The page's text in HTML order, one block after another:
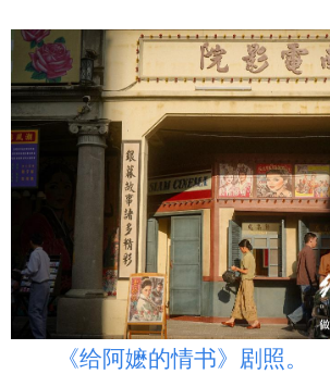
四川 贵州 云南
陕西 甘肃 青海
新疆 内蒙古 黑龙江
多语种频道
English Español Français
Русский язык 日本語
Deutsch Português
《给阿嬷的情书》剧照。